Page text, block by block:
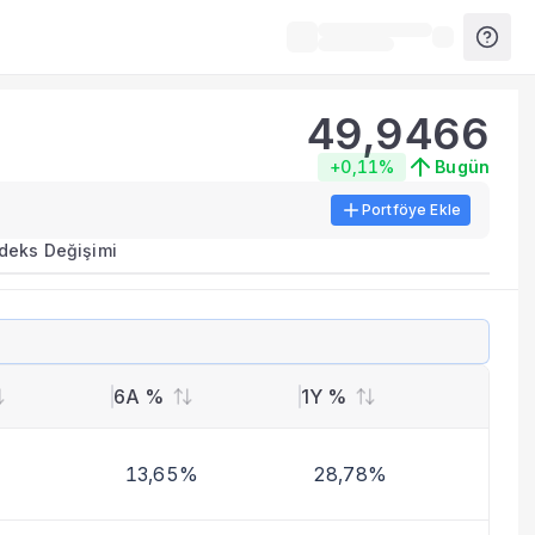
metrikleri listelenir.
benzer fonları inceleyebilirsiniz.
49,9466
+0,11% Bugün
Portföye Ekle
Değişimi
6A % 1Y %
13,65% 28,78%